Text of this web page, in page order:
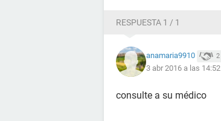
RESPUESTA 1 / 1
anamaria9910 2
3 abr 2016 a las 14:52
consulte a su médico